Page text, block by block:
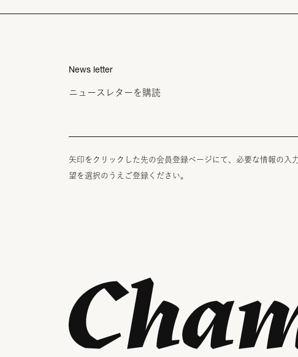
News letter
ニュースレターを購読
矢印をクリックした先の会員登録ページにて、必要な情報の入
望を選択のうえご登録ください。